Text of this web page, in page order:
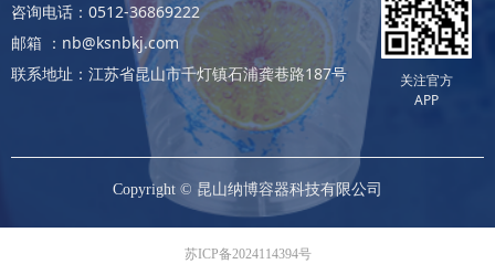
Copyright © 昆山纳博容器科技有限公司
咨询电话：0512-36869222
邮箱 ：nb@ksnbkj.com
联系地址：江苏省昆山市千灯镇石浦龚巷路187号
关注官方
APP
苏ICP备2024114394号